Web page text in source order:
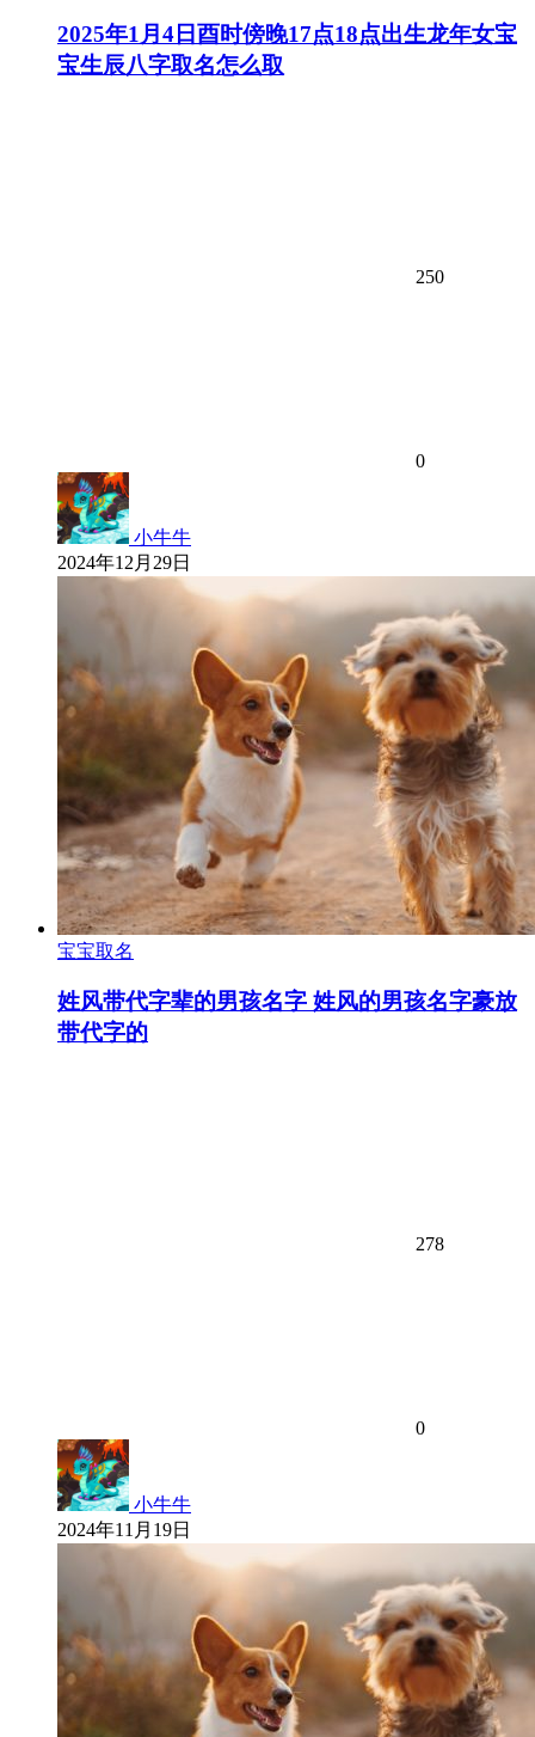
2025年1月4日酉时傍晚17点18点出生龙年女宝
宝生辰八字取名怎么取
250
0
小牛牛
2024年12月29日
宝宝取名
姓风带代字辈的男孩名字 姓风的男孩名字豪放
带代字的
278
0
小牛牛
2024年11月19日